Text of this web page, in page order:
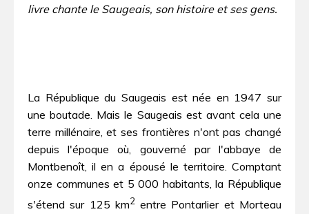
livre chante le Saugeais, son histoire et ses gens.
La République du Saugeais est née en 1947 sur
une boutade. Mais le Saugeais est avant cela une
terre millénaire, et ses frontières n'ont pas changé
depuis l'époque où, gouverné par l'abbaye de
Montbenoît, il en a épousé le territoire. Comptant
onze communes et 5 000 habitants, la République
s'étend sur 125 km2entre Pontarlier et Morteau